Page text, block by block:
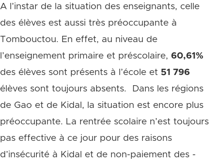
A l’instar de la situation des enseignants, celle
des élèves est aussi très préoccupante à
Tombouctou. En effet, au niveau de
l’enseignement primaire et préscolaire, 60,61%
des élèves sont présents à l’école et 51 796
élèves sont toujours absents. Dans les régions
de Gao et de Kidal, la situation est encore plus
préoccupante. La rentrée scolaire n’est toujours
pas effective à ce jour pour des raisons
d’insécurité à Kidal et de non-paiement des -